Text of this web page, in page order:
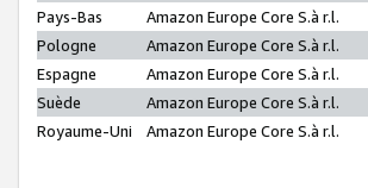
Pays-Bas
Amazon Europe Core S.à r.l.
Pologne
Amazon Europe Core S.à r.l.
Espagne
Amazon Europe Core S.à r.l.
Suède
Amazon Europe Core S.à r.l.
Royaume-Uni
Amazon Europe Core S.à r.l.